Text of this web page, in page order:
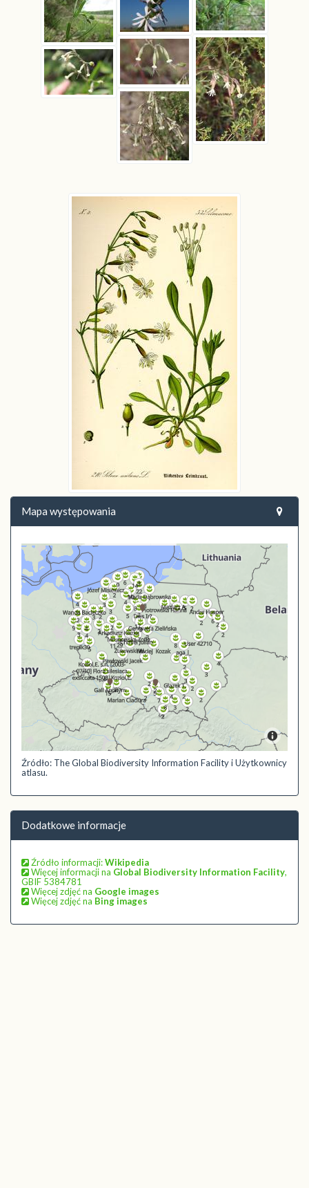
Mapa występowania
Źródło: The Global Biodiversity Information Facility i Użytkownicy
atlasu.
Dodatkowe informacje
Źródło informacji:Wikipedia
Więcej informacji na Global Biodiversity Information Facility,
GBIF 5384781
Więcej zdjęć na Google images
Więcej zdjęć na Bing images